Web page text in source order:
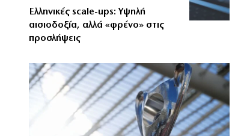
Ελληνικές scale-ups: Υψηλή
αισιοδοξία, αλλά «φρένο» στις
προσλήψεις